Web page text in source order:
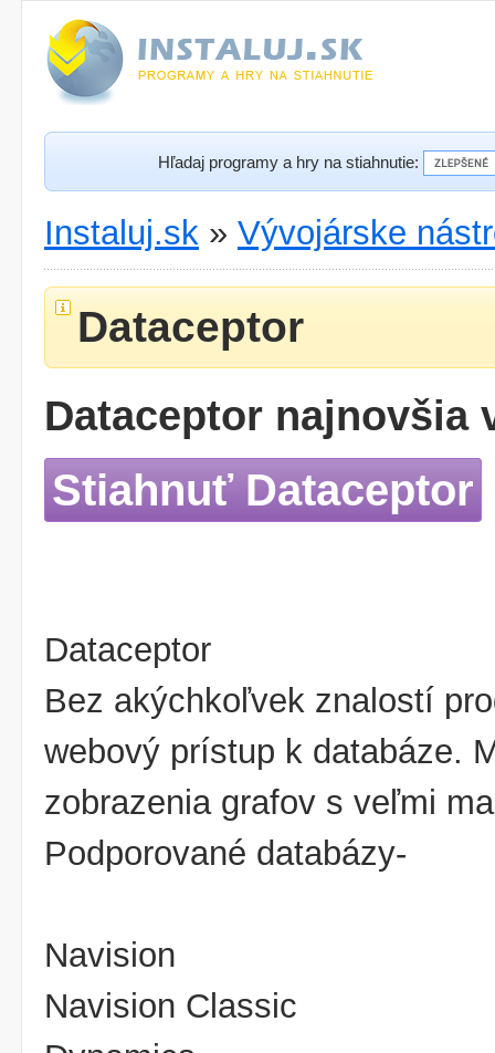
Hľadaj programy a hry na stiahnutie:
Instaluj.sk » Vývojárske
Dataceptor
Dataceptor najnovšia
Stiahnuť Dataceptor
Dataceptor
Bez akýchkoľvek znalostí
webový prístup k databáze.
zobrazenia grafov s veľmi
Podporované databázy-
Navision
Navision Classic